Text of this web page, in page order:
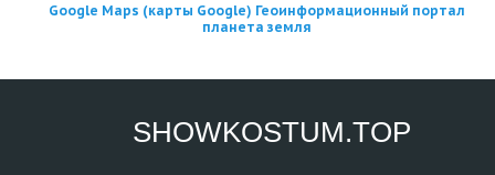
Google Maps (карты Google) Геоинформационный портал
планета земля
SHOWKOSTUM.TOP